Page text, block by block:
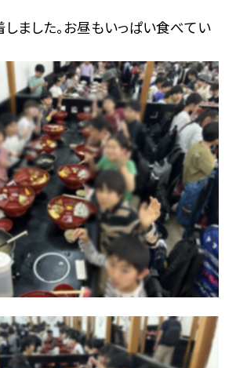
ました。お昼もいっぱい食べてい